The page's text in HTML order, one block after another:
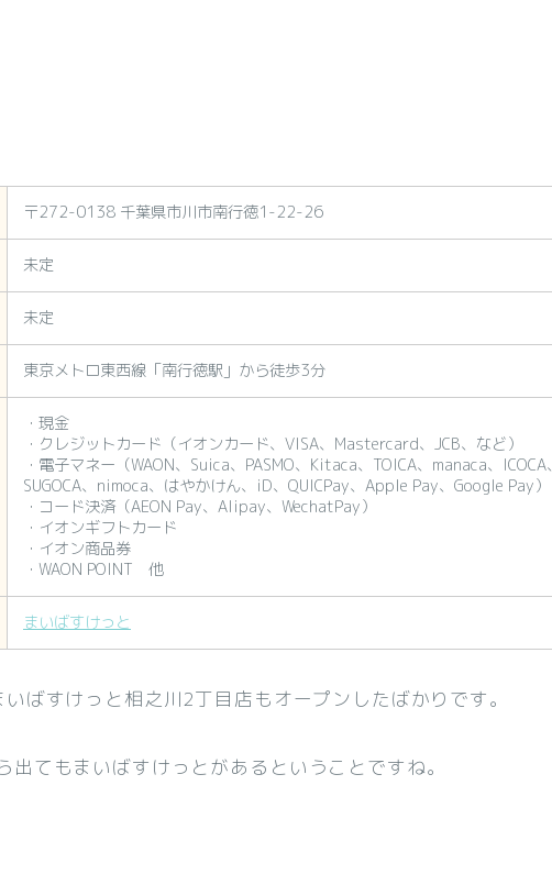
〒272-0138 千葉県市川市南行徳1-22-26
未定
未定
東京メトロ東西線「南行徳駅」から徒歩3分
・現金
・クレジットカード（イオンカード、VISA、Mastercard、JCB、など）
・電子マネー（WAON、Suica、PASMO、Kitaca、TOICA、manaca、ICOCA、
SUGOCA、nimoca、はやかけん、iD、QUICPay、Apple Pay、Google Pay）
・コード決済（AEON Pay、Alipay、WechatPay）
・イオンギフトカード
・イオン商品券
・WAON POINT 他
まいばすけっと
ばすけっと相之川2丁目店もオープンしたばかりです。
出てもまいばすけっとがあるということですね。